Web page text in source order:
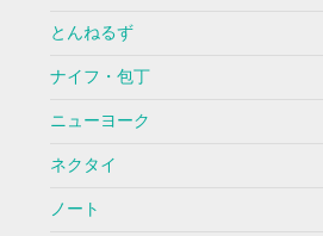
とんねるず
ナイフ・包丁
ニューヨーク
ネクタイ
ノート